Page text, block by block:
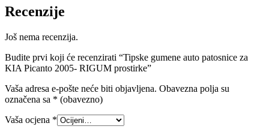
Recenzije
Još nema recenzija.
Budite prvi koji će recenzirati “Tipske gumene auto patosnice za
KIA Picanto 2005- RIGUM prostirke”
Vaša adresa e-pošte neće biti objavljena. Obavezna polja su
označena sa * (obavezno)
Vaša ocjena *